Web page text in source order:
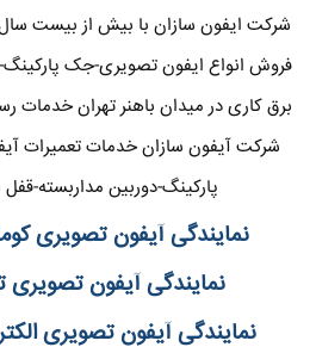
شرکت ایفون سازان با بیش از بیست
فروش انواع ایفون تصویری-جک
برق کاری در میدان باهنر تهران خدمات
شرکت آیفون سازان خدمات تعمیرات
پارکینگ-دوربین مداربسته-قفل
نمایندگی آیفون تصویری
نمایندگی آیفون تصویری
نمایندگی آیفون تصویری